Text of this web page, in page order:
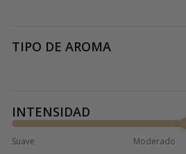
TIPO DE AROMA
INTENSIDAD
Suave Moderado